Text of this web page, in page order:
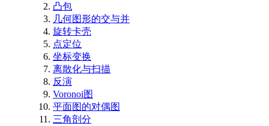
凸包
几何图形的交与并
旋转卡壳
点定位
坐标变换
离散化与扫描
反演
Voronoi图
平面图的对偶图
三角剖分